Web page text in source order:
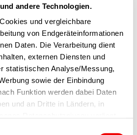
andere Technologien.
und vergleichbare
von Endgeräteinformationen
Daten. Die Verarbeitung dient
externen Diensten und
statistischen Analyse/Messung,
sowie der Einbindung
Funktion werden dabei Daten
und an Dritte in Ländern, in
Seiten passt, lernen wir uns
Gespräch kennen!